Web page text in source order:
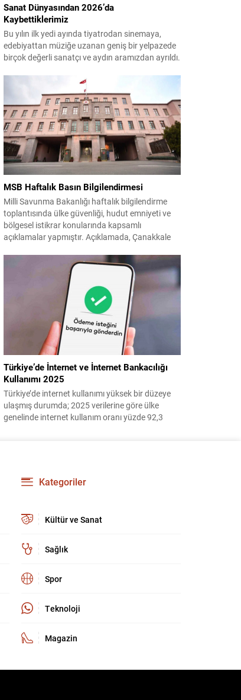
Sanat Dünyasından 2026’da
Kaybettiklerimiz
Bu yılın ilk yedi ayında tiyatrodan sinemaya,
edebiyattan müziğe uzanan geniş bir yelpazede
birçok değerli sanatçı ve aydın aramızdan ayrıldı.
kültür ve sanat camiasında derin üzüntü yarattı.
Kaybettiklerimizin anısına, yaşamları boyunca
üretip bıraktıkları eserler ve katkılar yeniden
hatırlanıyor; sanat dünyasının hafızasında
kalıcı...
MSB Haftalık Basın Bilgilendirmesi
Milli Savunma Bakanlığı haftalık bilgilendirme
toplantısında ülke güvenliği, hudut emniyeti ve
bölgesel istikrar konularında kapsamlı
açıklamalar yapmıştır. Açıklamada, Çanakkale
ve 1974 harekâtlarına dair şehit ve gaziler
anmaları vurgulanmış; kahraman şehitlerimize
rahmet ve minnet dileği tekrarlanmıştır. Türk
Silahlı Kuvvetleri’nin terörle mücadeledeki
kararlılığı ve hudut güvenliğinde...
Türkiye’de İnternet ve İnternet Bankacılığı
Kullanımı 2025
Türkiye’de internet kullanımı yüksek bir düzeye
ulaşmış durumda; 2025 verilerine göre ülke
genelinde internet kullanım oranı yüzde 92,3
bankaların dijital çözümlerinin yaygınlaşması,
bankacılık işlemlerinin daha hızlı...
Kategoriler
Kültür ve Sanat
Sağlık
Spor
Teknoloji
Magazin